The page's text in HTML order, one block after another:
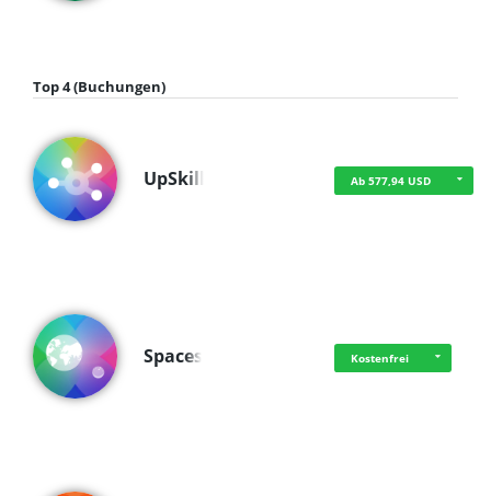
Top 4 (Buchungen)
UpSkill Ab 577,94 USD
Spaces Kostenfrei